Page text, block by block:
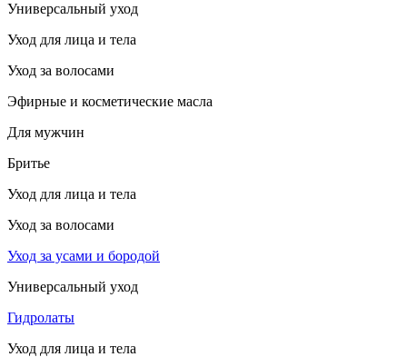
Универсальный уход
Уход для лица и тела
Уход за волосами
Эфирные и косметические масла
Для мужчин
Бритье
Уход для лица и тела
Уход за волосами
Уход за усами и бородой
Универсальный уход
Гидролаты
Уход для лица и тела